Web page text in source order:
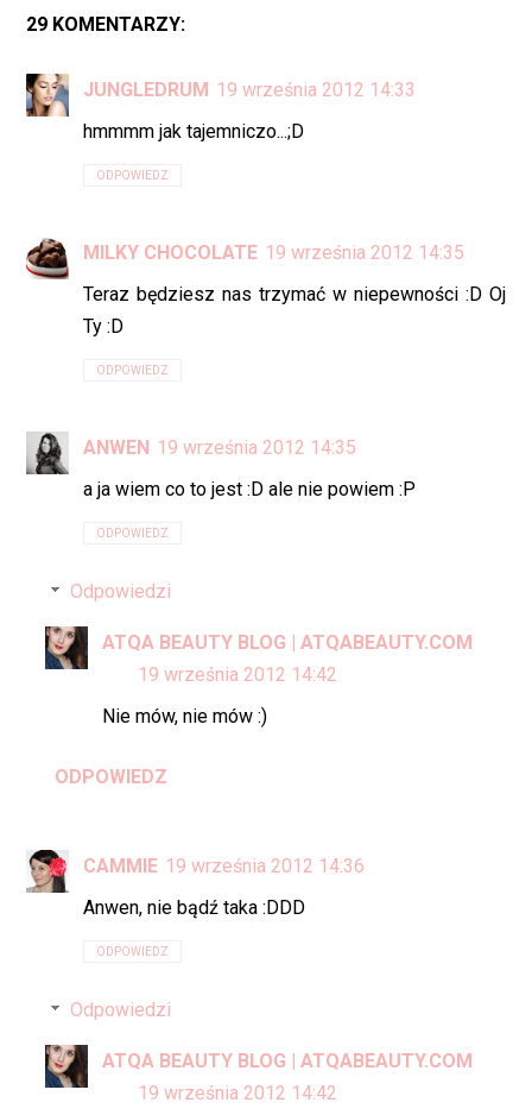
29 KOMENTARZY:
JUNGLEDRUM 19 września 2012 14:33
hmmmm jak tajemniczo...;D
ODPOWIEDZ
MILKY CHOCOLATE 19 września 2012 14:35
Teraz będziesz nas trzymać w niepewności :D Oj
Ty :D
ODPOWIEDZ
ANWEN 19 września 2012 14:35
a ja wiem co to jest :D ale nie powiem :P
ODPOWIEDZ
Odpowiedzi
ATQA BEAUTY BLOG | ATQABEAUTY.COM
19 września 2012 14:42
Nie mów, nie mów :)
ODPOWIEDZ
CAMMIE 19 września 2012 14:36
Anwen, nie bądź taka :DDD
ODPOWIEDZ
Odpowiedzi
ATQA BEAUTY BLOG | ATQABEAUTY.COM
19 września 2012 14:42